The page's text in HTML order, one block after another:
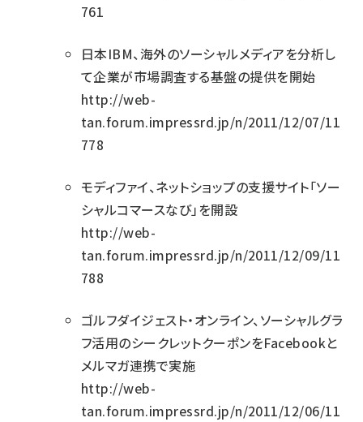
761
日本IBM、海外のソーシャルメディアを分析し
て企業が市場調査する基盤の提供を開始
http://web-
tan.forum.impressrd.jp/n/2011/12/07/11
778
モディファイ、ネットショップの支援サイト「ソー
シャルコマースなび」を開設
http://web-
tan.forum.impressrd.jp/n/2011/12/09/11
788
ゴルフダイジェスト・オンライン、ソーシャルグラ
フ活用のシークレットクーポンをFacebookと
メルマガ連携で実施
http://web-
tan.forum.impressrd.jp/n/2011/12/06/11